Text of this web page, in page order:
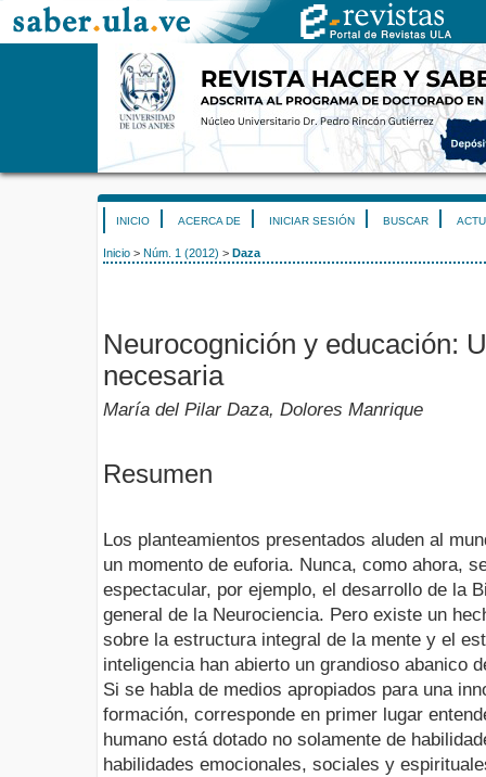
INICIO ACERCA DE INICIAR SESIÓN BUSCAR
Inicio > Núm. 1 (2012) > Daza
Neurocognición y educación:
necesaria
María del Pilar Daza, Dolores Manrique
Resumen
Los planteamientos presentados aluden al
un momento de euforia. Nunca, como ahora,
espectacular, por ejemplo, el desarrollo de la
general de la Neurociencia. Pero existe un
sobre la estructura integral de la mente y el
inteligencia han abierto un grandioso abanico
Si se habla de medios apropiados para una
formación, corresponde en primer lugar
humano está dotado no solamente de
habilidades emocionales, sociales y